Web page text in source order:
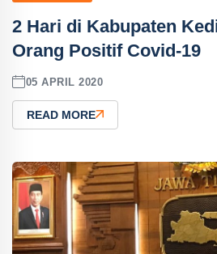
2 Hari di Kabupaten
Orang Positif Covid-19
05 APRIL 2020
READ MORE